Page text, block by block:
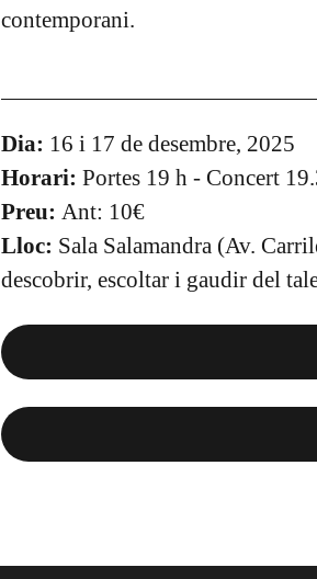
contemporani.
Dia: 16 i 17 de desembre, 2025
Horari: Portes 19 h - Concert
Preu: Ant: 10€
Lloc: Sala Salamandra (Av.
descobrir, escoltar i gaudir del